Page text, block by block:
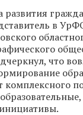
развития
в
что
комплексного